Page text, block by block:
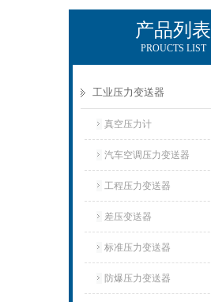
产品列表
PROUCTS LIST
工业压力变送器
真空压力计
汽车空调压力变送器
工程压力变送器
差压变送器
标准压力变送器
防爆压力变送器